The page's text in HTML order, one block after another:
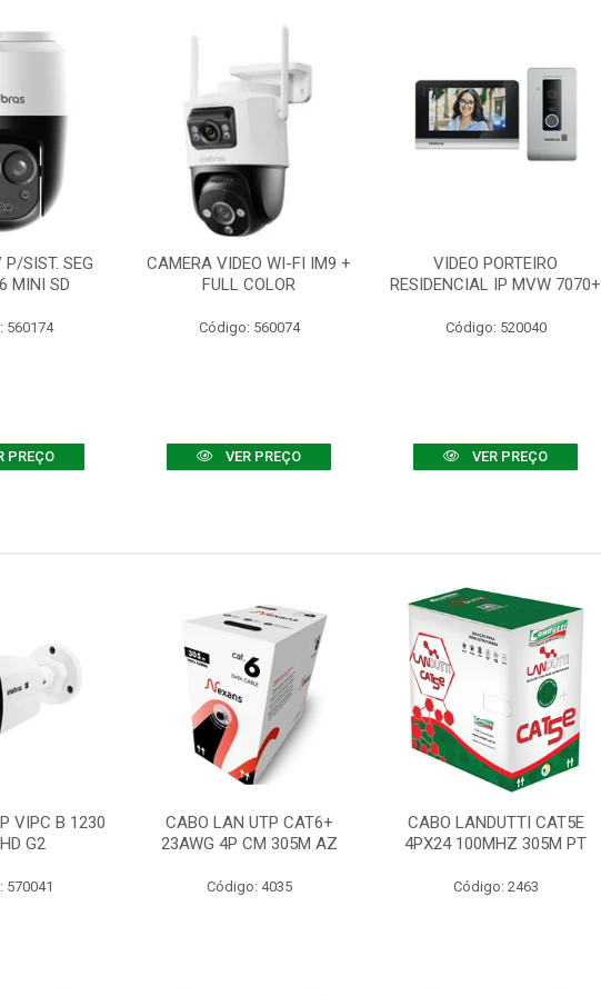
SIST. SEG
MINI SD
560174
PREÇO
CAMERA VIDEO WI-FI IM9 +
FULL COLOR
Código: 560074
VER PREÇO
VIDEO PORTEIRO
RESIDENCIAL IP MVW 7070+
Código: 520040
VER PREÇO
VIPC B 1230
G2
570041
CABO LAN UTP CAT6+
23AWG 4P CM 305M AZ
Código: 4035
CABO LANDUTTI CAT5E
4PX24 100MHZ 305M PT
Código: 2463